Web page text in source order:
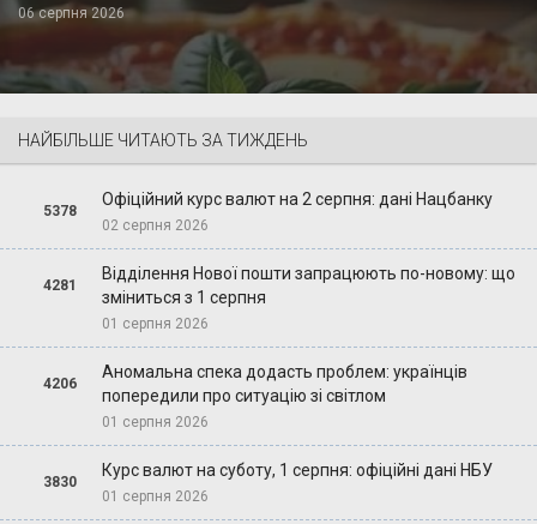
06 серпня 2026
НАЙБІЛЬШЕ ЧИТАЮТЬ ЗА ТИЖДЕНЬ
5378
Офіційний курс валют на 2 серпня: дані Нацбанку
02 серпня 2026
4281
Відділення Нової пошти запрацюють по-новому: що
зміниться з 1 серпня
01 серпня 2026
4206
Аномальна спека додасть проблем: українців
попередили про ситуацію зі світлом
01 серпня 2026
3830
Курс валют на суботу, 1 серпня: офіційні дані НБУ
01 серпня 2026